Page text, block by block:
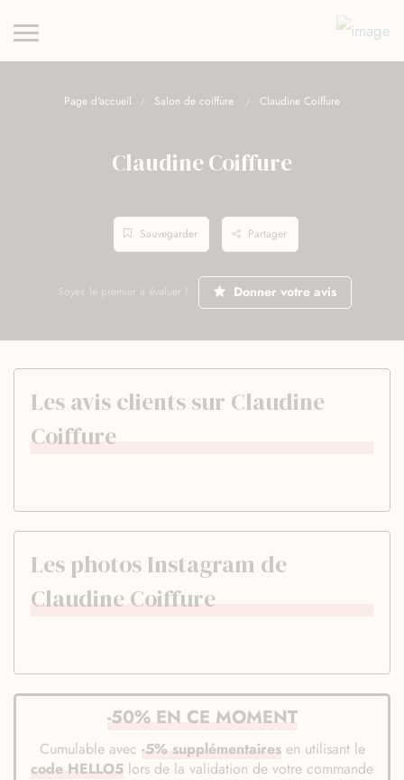
Page d'accueil Salon de coiffure Claudine Coiffure
Claudine Coiffure
Sauvegarder Partager
Soyez le premier à évaluer ! Donner votre avis
Les avis clients sur Claudine
Coiffure
Les photos Instagram de
Claudine Coiffure
-50% EN CE MOMENT
Cumulable avec -5% supplémentairesen utilisant le
code HELLO5 lors de la validation de votre commande